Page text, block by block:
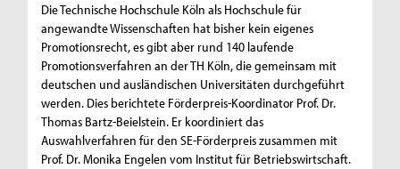
Die Technische Hochschule Köln als Hochschule für
angewandte Wissenschaften hat bisher kein eigenes
Promotionsrecht, es gibt aber rund 140 laufende
Promotionsverfahren an der TH Köln, die gemeinsam mit
deutschen und ausländischen Universitäten durchgeführt
werden. Dies berichtete Förderpreis-Koordinator Prof. Dr.
Thomas Bartz-Beielstein. Er koordiniert das
Auswahlverfahren für den SE-Förderpreis zusammen mit
Prof. Dr. Monika Engelen vom Institut für Betriebswirtschaft.